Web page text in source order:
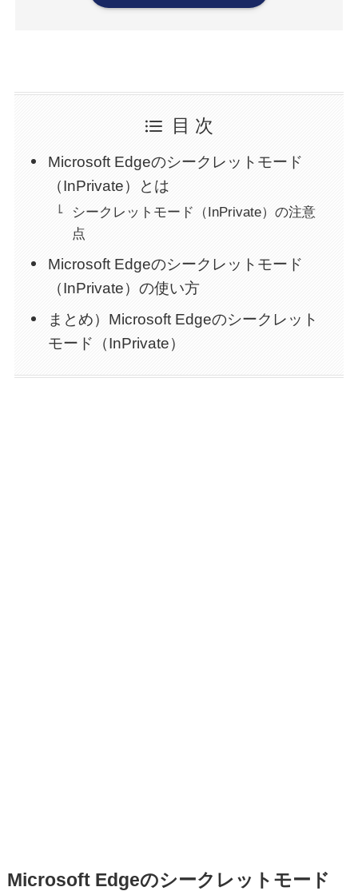
目 次
Microsoft Edgeのシークレットモード
（InPrivate）とは
シークレットモード（InPrivate）の注意
点
Microsoft Edgeのシークレットモード
（InPrivate）の使い方
まとめ）Microsoft Edgeのシークレット
モード（InPrivate）
Microsoft Edgeのシークレットモード